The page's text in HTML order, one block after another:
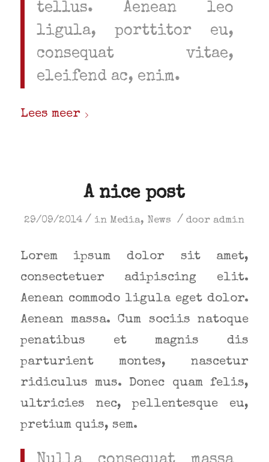
tellus. Aenean leo
ligula, porttitor eu,
consequat vitae,
eleifend ac, enim.
Lees meer
A nice post
29/09/2014 / in Media, News / door admin
Lorem ipsum dolor sit amet,
consectetuer adipiscing elit.
Aenean commodo ligula eget dolor.
Aenean massa. Cum sociis natoque
penatibus et magnis dis
parturient montes, nascetur
ridiculus mus. Donec quam felis,
ultricies nec, pellentesque eu,
pretium quis, sem.